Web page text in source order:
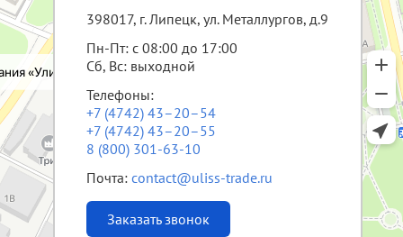
398017, г. Липецк, ул. Металлургов, д.9
Пн-Пт: с 08:00 до 17:00
Сб, Вс: выходной
Телефоны:
+7 (4742) 43–20–54
+7 (4742) 43–20–55
8 (800) 301-63-10
Почта:contact@uliss-trade.ru
Заказать звонок